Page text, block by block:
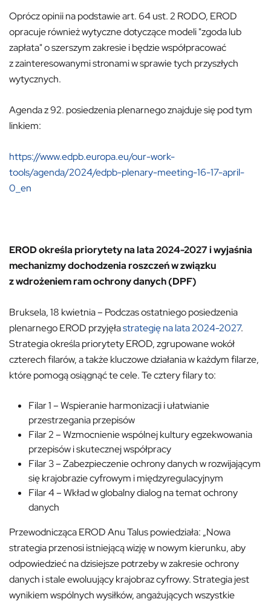
Oprócz opinii na podstawie art. 64 ust. 2 RODO, EROD
opracuje również wytyczne dotyczące modeli "zgoda lub
zapłata" o szerszym zakresie i będzie współpracować
z zainteresowanymi stronami w sprawie tych przyszłych
wytycznych.
Agenda z 92. posiedzenia plenarnego znajduje się pod tym
linkiem:
https://www.edpb.europa.eu/our-work-
tools/agenda/2024/edpb-plenary-meeting-16-17-april-
0_en
EROD określa priorytety na lata 2024-2027 i wyjaśnia
mechanizmy dochodzenia roszczeń w związku
z wdrożeniem ram ochrony danych (DPF)
Bruksela, 18 kwietnia – Podczas ostatniego posiedzenia
plenarnego EROD przyjęłastrategię na lata 2024-2027.
Strategia określa priorytety EROD, zgrupowane wokół
czterech filarów, a także kluczowe działania w każdym filarze,
które pomogą osiągnąć te cele. Te cztery filary to:
Filar 1 – Wspieranie harmonizacji i ułatwianie
przestrzegania przepisów
Filar 2 – Wzmocnienie wspólnej kultury egzekwowania
przepisów i skutecznej współpracy
Filar 3 – Zabezpieczenie ochrony danych w rozwijającym
się krajobrazie cyfrowym i międzyregulacyjnym
Filar 4 – Wkład w globalny dialog na temat ochrony
danych
Przewodnicząca EROD Anu Talus powiedziała: „Nowa
strategia przenosi istniejącą wizję w nowym kierunku, aby
odpowiedzieć na dzisiejsze potrzeby w zakresie ochrony
danych i stale ewoluujący krajobraz cyfrowy. Strategia jest
wynikiem wspólnych wysiłków, angażujących wszystkie